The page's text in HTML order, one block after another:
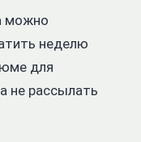
можно
неделю
для
не рассылать